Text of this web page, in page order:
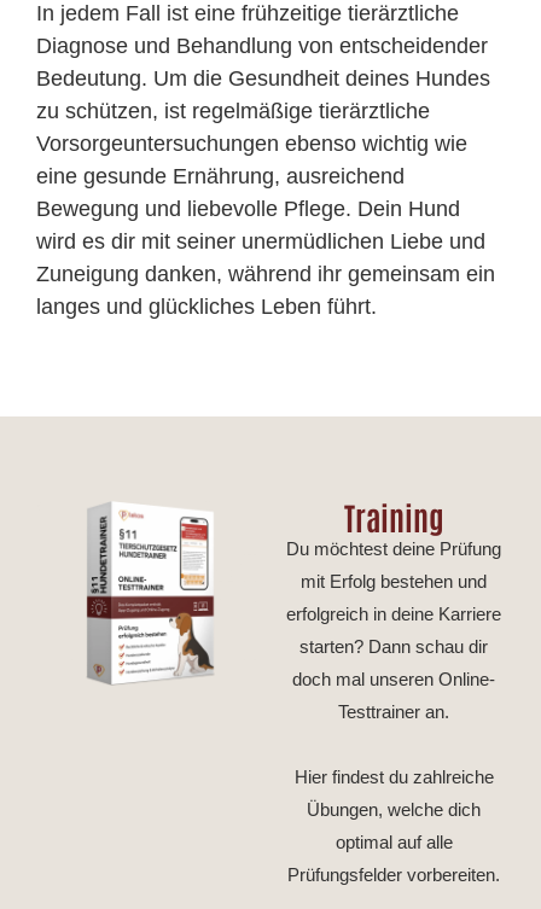
In jedem Fall ist eine frühzeitige tierärztliche
Diagnose und Behandlung von entscheidender
Bedeutung. Um die Gesundheit deines Hundes
zu schützen, ist regelmäßige tierärztliche
Vorsorgeuntersuchungen ebenso wichtig wie
eine gesunde Ernährung, ausreichend
Bewegung und liebevolle Pflege. Dein Hund
wird es dir mit seiner unermüdlichen Liebe und
Zuneigung danken, während ihr gemeinsam ein
langes und glückliches Leben führt.
Training
Du möchtest deine Prüfung
mit Erfolg bestehen und
erfolgreich in deine Karriere
starten? Dann schau dir
doch mal unseren Online-
Testtrainer an.
Hier findest du zahlreiche
Übungen, welche dich
optimal auf alle
Prüfungsfelder vorbereiten.